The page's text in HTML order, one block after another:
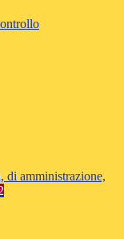
amministrazione,